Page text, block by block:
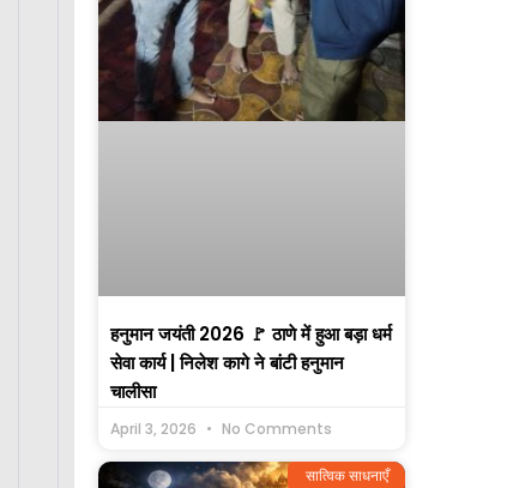
हनुमान जयंती 2026 🚩 ठाणे में हुआ बड़ा धर्म
सेवा कार्य | निलेश कागे ने बांटी हनुमान
चालीसा
April 3, 2026 No Comments
सात्विक साधनाएँ